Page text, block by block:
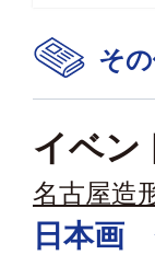
そ
イベン
名古屋造
日本画